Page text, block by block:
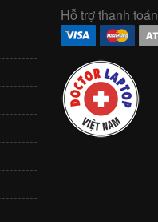
Hỗ trợ thanh toán